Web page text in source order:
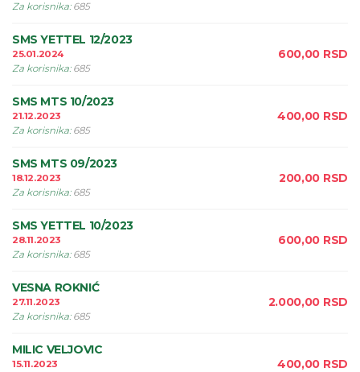
Za korisnika: 685
SMS YETTEL 12/2023
25.01.2024
Za korisnika: 685
600,00 RSD
SMS MTS 10/2023
21.12.2023
Za korisnika: 685
400,00 RSD
SMS MTS 09/2023
18.12.2023
Za korisnika: 685
200,00 RSD
SMS YETTEL 10/2023
28.11.2023
Za korisnika: 685
600,00 RSD
VESNA ROKNIĆ
27.11.2023
Za korisnika: 685
2.000,00 RSD
MILIC VELJOVIC
15.11.2023
400,00 RSD